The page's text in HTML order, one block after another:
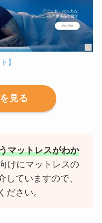
】
見る
マットレスがわか
けにマットレスの
していますので、
ださい。